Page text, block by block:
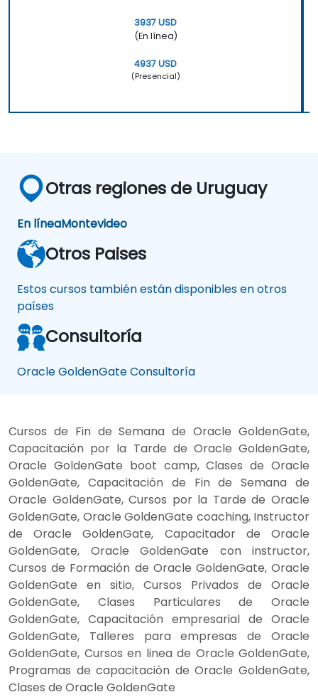
3937 USD
(En línea)
4937 USD
(Presencial)
Otras regiones de Uruguay
En líneaMontevideo
Otros Paises
Estos cursos también están disponibles en otros
países
Consultoría
Oracle GoldenGate Consultoría
Cursos de Fin de Semana de Oracle GoldenGate,
Capacitación por la Tarde de Oracle GoldenGate,
Oracle GoldenGate boot camp, Clases de Oracle
GoldenGate, Capacitación de Fin de Semana de
Oracle GoldenGate, Cursos por la Tarde de Oracle
GoldenGate, Oracle GoldenGate coaching, Instructor
de Oracle GoldenGate, Capacitador de Oracle
GoldenGate, Oracle GoldenGate con instructor,
Cursos de Formación de Oracle GoldenGate, Oracle
GoldenGate en sitio, Cursos Privados de Oracle
GoldenGate, Clases Particulares de Oracle
GoldenGate, Capacitación empresarial de Oracle
GoldenGate, Talleres para empresas de Oracle
GoldenGate, Cursos en linea de Oracle GoldenGate,
Programas de capacitación de Oracle GoldenGate,
Clases de Oracle GoldenGate